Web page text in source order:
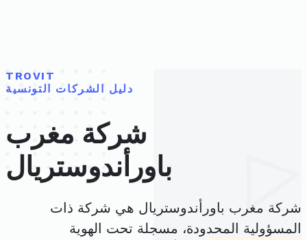
TROVIT
دليل الشركات التونسية
شركة مغرب
باورأندوستريال
شركة مغرب باورأندوستريال هي شركة ذات
المسؤولية المحدودة، مسجلة تحت الهوية